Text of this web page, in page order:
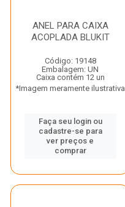
ANEL PARA CAIXA
ACOPLADA BLUKIT
Código: 19148
Embalagem: UN
Caixa contém 12 un
*Imagem meramente ilustrativa
Faça seu login ou
cadastre-se para
ver preços e
comprar